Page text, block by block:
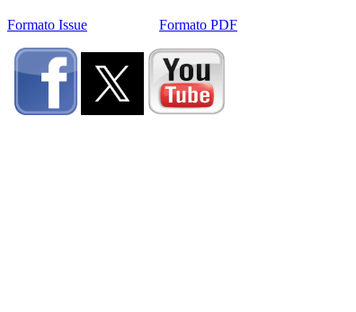
Formato Issue Formato PDF